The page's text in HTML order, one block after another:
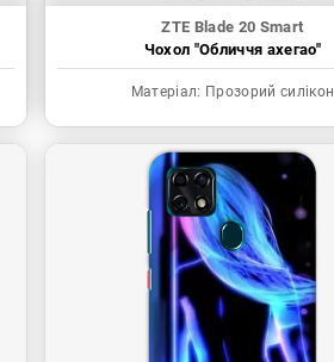
ZTE Blade 20 Smart
Чохол "Обличчя ахегао"
Матеріал: Прозорий силікон